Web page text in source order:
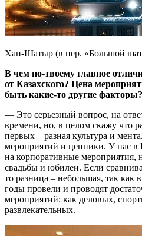
Хан-Шатыр (в пер. «Большой
В чем по-твоему главное
от Казахского? Цена
быть какие-то другие факторы?
— Это серьезный вопрос, на
времени, но, в целом скажу что
первых – разная культура и
мероприятий и ценники. У нас в
на корпоративные
свадьбы и юбилеи. Если
то разница – небольшая, так как
годы провели и проводят
мероприятий: как деловых,
развлекательных.